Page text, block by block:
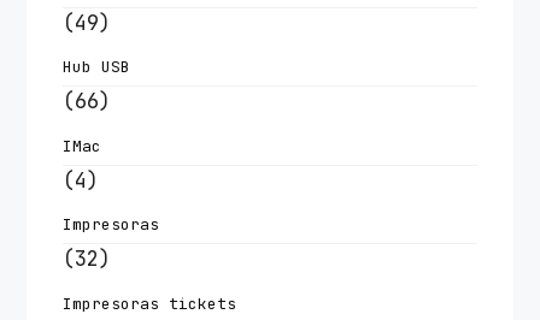
(49)
Hub USB
(66)
IMac
(4)
Impresoras
(32)
Impresoras tickets